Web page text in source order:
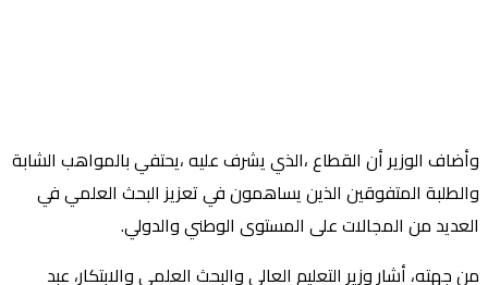
وأضاف الوزير أن القطاع ،الذي يشرف عليه ،يحتفي بالمواهب الشابة
والطلبة المتفوقين الذين يساهمون في تعزيز البحث العلمي في
العديد من المجالات على المستوى الوطني والدولي.
من جهته، أشار وزير التعليم العالي والبحث العلمي والابتكار، عبد